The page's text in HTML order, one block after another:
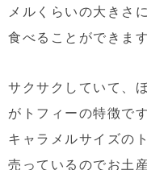
メルくらいの大きさ
食べることができます
サクサクしていて、
がトフィーの特徴です
キャラメルサイズの
売っているのでお土